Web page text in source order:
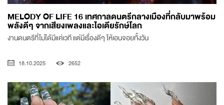
MELODY OF LIFE 16 เทศกาลดนตรีกลางเมืองที่กลับมาพร้อม
พลังดีๆ จากเสียงเพลงและไอเดียรักษ์โลก
งานดนตรีที่ไม่ได้มีแค่เวที แต่มีเรื่องดีๆ ให้เอนจอยทั้งวัน
18.10.2025 2652